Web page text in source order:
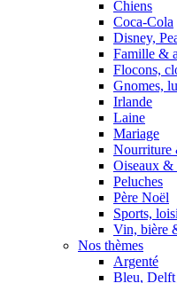
Nos thèmes
Argenté
Bleu, Delft
Chiens
Coca-Cola
Disney,
Famille &
Flocons,
Gnomes,
Irlande
Laine
Mariage
Nourriture
Oiseaux &
Peluches
Père Noël
Sports,
Vin, bière